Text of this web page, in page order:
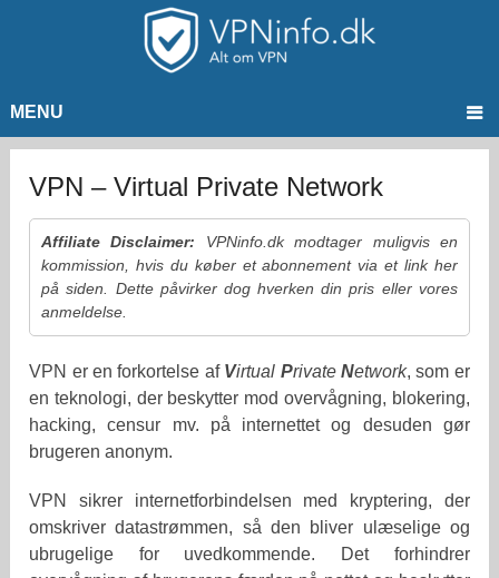
MENU
VPN – Virtual Private Network
Affiliate Disclaimer: VPNinfo.dk modtager muligvis en
kommission, hvis du køber et abonnement via et link her
på siden. Dette påvirker dog hverken din pris eller vores
anmeldelse.
VPN er en forkortelse af Virtual PrivateNetwork, som er
en teknologi, der beskytter mod overvågning, blokering,
hacking, censur mv. på internettet og desuden gør
brugeren anonym.
VPN sikrer internetforbindelsen med kryptering, der
omskriver datastrømmen, så den bliver ulæselige og
ubrugelige for uvedkommende. Det forhindrer